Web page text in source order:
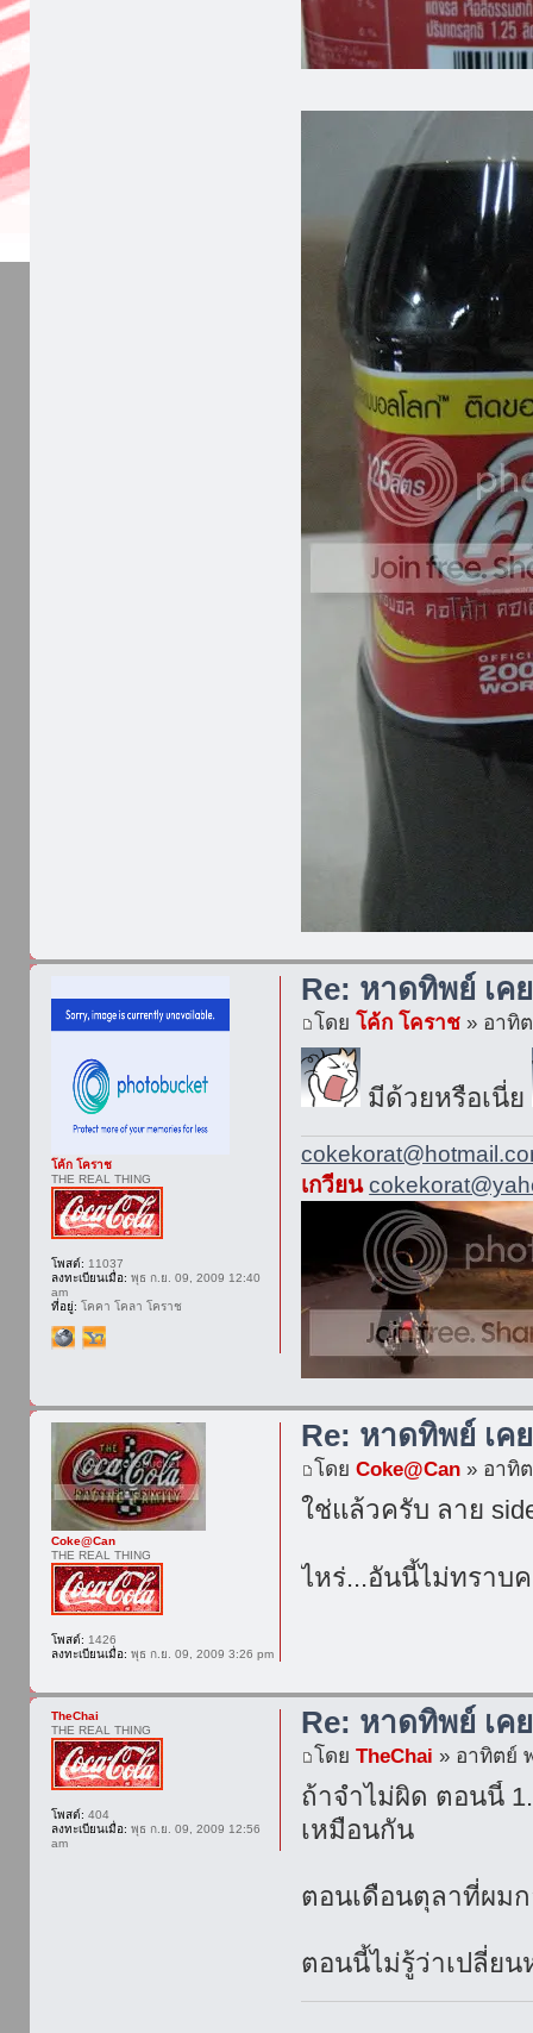
Re: หาดทิพย์ เค
โดยโค้ก โคราช » อาทิ
มีด้วยหรือเนี่ย
เกวียน
โค้ก โคราช
THE REAL THING
โพสต์: 11037
ลงทะเบียนเมื่อ: พุธ ก.ย. 09, 2009 12:40
am
ที่อยู่: โคคา โคลา โคราช
Re: หาดทิพย์ เค
โดยCoke@Can » อาทิ
ใช่แล้วครับ ลาย
ไหร่...อันนี้ไม่ทราบ
Coke@Can
THE REAL THING
โพสต์: 1426
ลงทะเบียนเมื่อ: พุธ ก.ย. 09, 2009 3:26 pm
Re: หาดทิพย์ เค
โดยTheChai » อาทิตย์
ถ้าจำไม่ผิด ตอนนี้
เหมือนกัน
ตอนเดือนตุลาที่ผมก
ตอนนี้ไม่รู้ว่าเปลี่ยน
TheChai
THE REAL THING
โพสต์: 404
ลงทะเบียนเมื่อ: พุธ ก.ย. 09, 2009 12:56
am